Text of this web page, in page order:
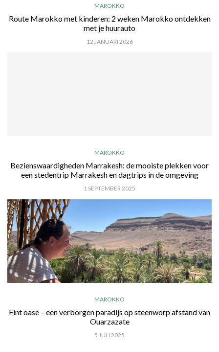
MAROKKO
Route Marokko met kinderen: 2 weken Marokko ontdekken
met je huurauto
12 JANUARI 2026
MAROKKO
Bezienswaardigheden Marrakesh: de mooiste plekken voor
een stedentrip Marrakesh en dagtrips in de omgeving
1 SEPTEMBER 2025
MAROKKO
Fint oase – een verborgen paradijs op steenworp afstand van
Ouarzazate
5 JULI 2025